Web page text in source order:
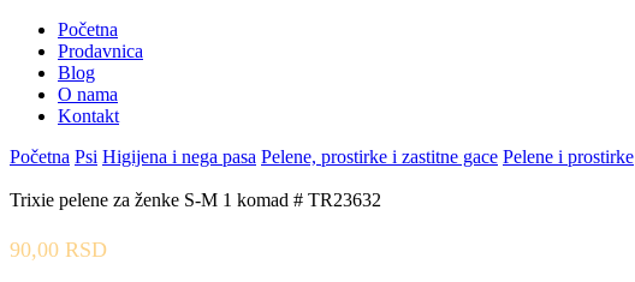
Početna
Prodavnica
Blog
O nama
Kontakt
Početna Psi Higijena i nega pasa Pelene, prostirke i zastitne gace Pelene i prostirke
Trixie pelene za ženke S-M 1 komad # TR23632
90,00 RSD